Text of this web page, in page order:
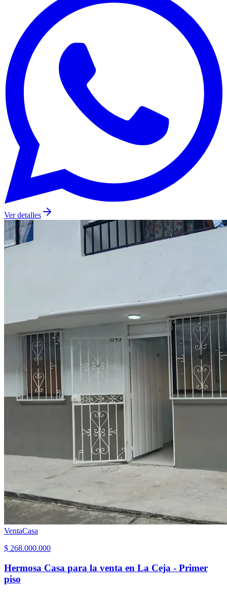
Ver detalles
VentaCasa
$ 268.000.000
Hermosa Casa para la venta en La Ceja - Primer
piso